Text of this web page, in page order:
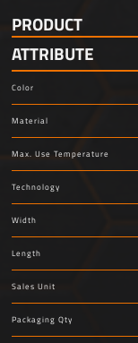
PRODUCT
ATTRIBUTE
Color
Material
Max. Use Temperature
Technology
Width
Length
Sales Unit
Packaging Qty